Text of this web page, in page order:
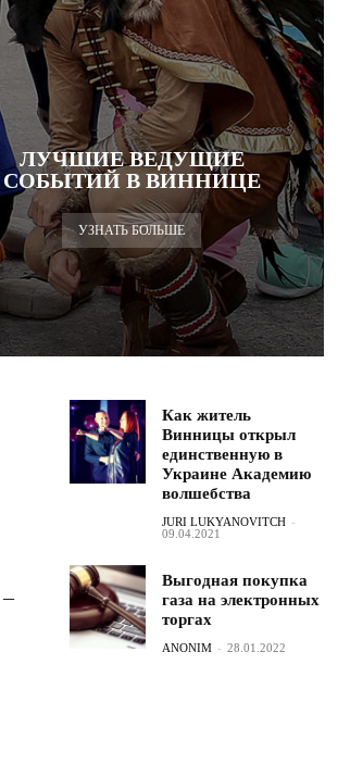
ЛУЧШИЕ ВЕДУЩИЕ
СОБЫТИЙ В ВИННИЦЕ
УЗНАТЬ БОЛЬШЕ
Как житель
Винницы открыл
единственную в
Украине Академию
волшебства
JURI LUKYANOVITCH -
09.04.2021
Выгодная покупка
газа на электронных
торгах
ANONIM - 28.01.2022